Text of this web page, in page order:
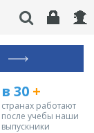
в 30+
странах работают
после учебы наши
выпускники